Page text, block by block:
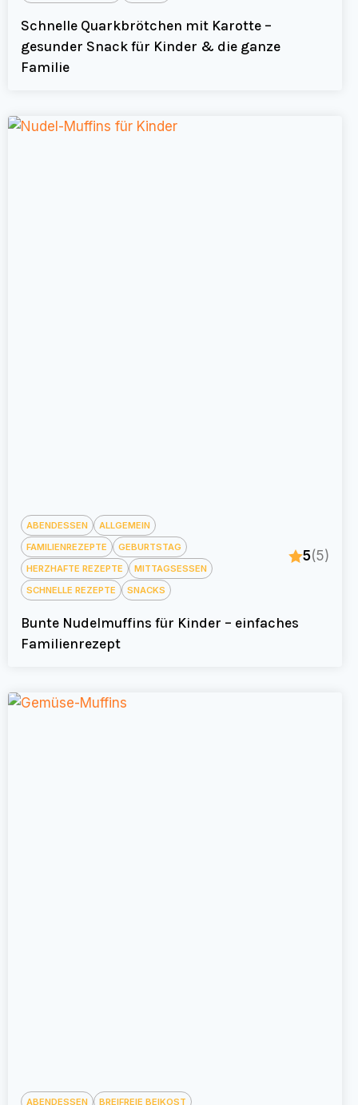
Schnelle Quarkbrötchen mit Karotte –
gesunder Snack für Kinder & die ganze
Familie
ABENDESSEN
ALLGEMEIN
FAMILIENREZEPTE
GEBURTSTAG
HERZHAFTE REZEPTE
MITTAGSESSEN
SCHNELLE REZEPTE
SNACKS
5(5)
Bunte Nudelmuffins für Kinder – einfaches
Familienrezept
ABENDESSEN BREIFREIE BEIKOST